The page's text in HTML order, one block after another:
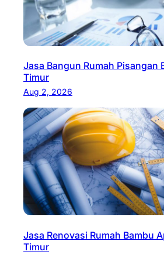
Jasa Bangun Rumah Pisangan
Timur
Aug 2, 2026
Jasa Renovasi Rumah Bambu
Timur